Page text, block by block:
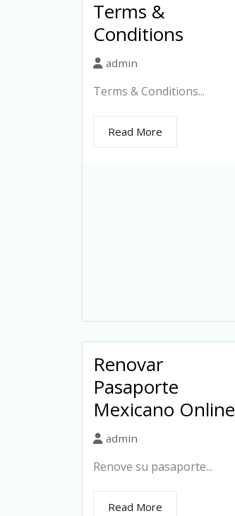
Terms &
Conditions
admin
Terms & Conditions...
Read More
Renovar
Pasaporte
Mexicano Online
admin
Renove su pasaporte...
Read More